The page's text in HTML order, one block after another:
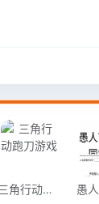
三角行动跑刀游戏